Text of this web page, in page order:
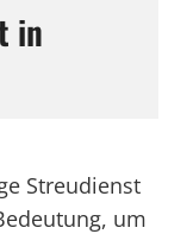
in
Streudienst
um